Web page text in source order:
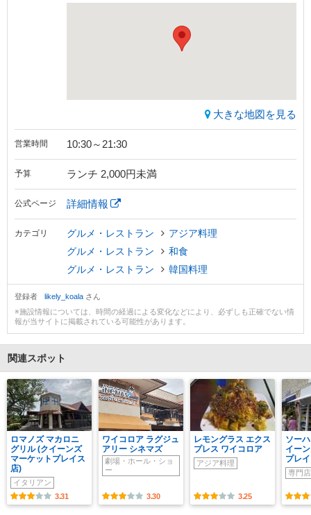
大きな地図を見る
営業時間 10:30～21:30
予算 ランチ 2,000円未満
公式ページ 詳細情報
カテゴリ グルメ・レストラン
アジア料理
グルメ・レストラン
和食
グルメ・レストラン
韓国料理
登録者 likely_koala さん
※施設情報については、時間の経過による変化などにより、必ずしも正確でない情
報が当サイトに掲載されている可能性があります。
関連スポット
ロマノズ マカロニ
グリル (クイーンズ
マーケットプレイス
店)
イタリアン
3.31
ワイコロア ラグジュ
アリー シネマズ
劇場・ホール・ショ
ー
3.30
レモングラス エクス
プレス ワイコロア
アジア料理
3.25
ソー
イー
プレ
専門店